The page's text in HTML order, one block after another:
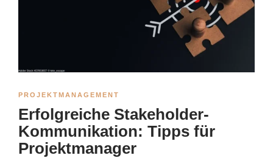
PROJEKTMANAGEMENT
Erfolgreiche Stakeholder-
Kommunikation: Tipps für
Projektmanager